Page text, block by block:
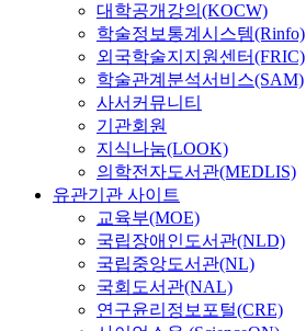
대학공개강의(KOCW)
학술정보통계시스템(Rinfo)
외국학술지지원센터(FRIC)
학술관계분석서비스(SAM)
사서커뮤니티
기관회원
지식나눔(LOOK)
의학전자도서관(MEDLIS)
유관기관 사이트
교육부(MOE)
국립장애인도서관(NLD)
국립중앙도서관(NL)
국회도서관(NAL)
연구윤리정보포털(CRE)